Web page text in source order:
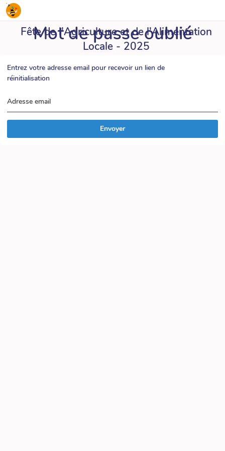
Fête de l'Agriculture et de l'Alimentation
Locale - 2025
Mot de passe oublié
Entrez votre adresse email pour recevoir un lien de
réinitialisation
Adresse email
Envoyer